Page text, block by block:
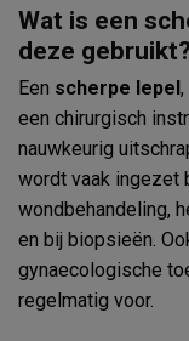
Wat is een
deze gebruikt?
Een scherpe lepel ,
een chirurgisch
nauwkeurig
wordt vaak ingezet
wondbehandeling,
en bij biopsieën.
gynaecologische
regelmatig voor.